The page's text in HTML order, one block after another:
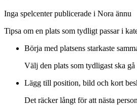
Inga spelcenter publicerade i Nora ännu
Tipsa om en plats som tydligt passar i
Börja med platsens starkaste
Välj den plats som tydligast ska gå
Lägg till position, bild och kort
Det räcker långt för att nästa